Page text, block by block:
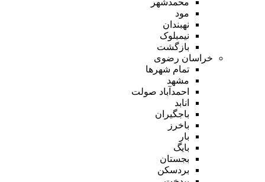
مود
نهبندان
نیمبلوک
بازگشت
خراسان رضوی
تمام شهر‌ها
مشهد
احمدآباد صولت
انابد
باجگیران
باخرز
بار
بایگ
بجستان
بردسکن